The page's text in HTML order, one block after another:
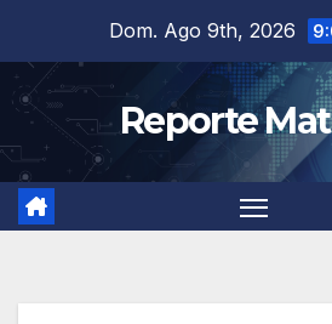
contenido
Dom. Ago 9th, 2026
Reporte